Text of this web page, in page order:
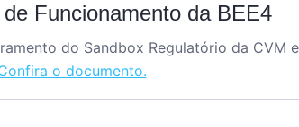
Funcionamento da BEE4
do Sandbox Regulatório da CVM
o documento.